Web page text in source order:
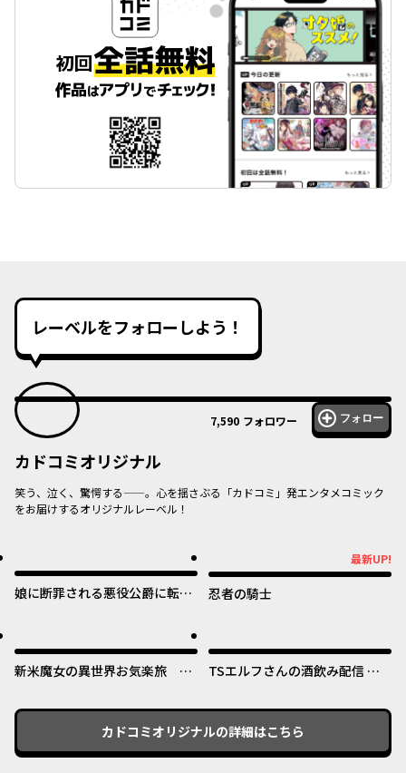
レーベルをフォローしよう！
7,590 フォロワー フォロー
カドコミオリジナル
笑う、泣く、驚愕する——。心を揺さぶる「カドコミ」発エンタメコミック
をお届けするオリジナルレーベル！
娘に断罪される悪役公爵に転生
嬢』化する件～
最新UP!
オリジナル
忍者の騎士
新米魔女の異世界お気楽旅 ～
畜は魔女の弟子を名乗り第二の
人生を謳歌する～
TSエルフさんの酒飲み配信 ～
じゃないからな!?～
カドコミオリジナルの詳細はこちら